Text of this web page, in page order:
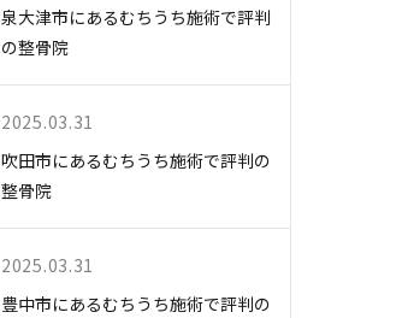
泉大津市にあるむちうち施術で評判
の整骨院
2025.03.31
吹田市にあるむちうち施術で評判の
整骨院
2025.03.31
豊中市にあるむちうち施術で評判の